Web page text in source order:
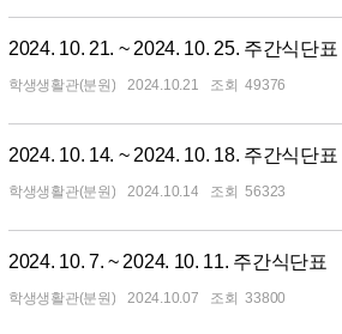
2024. 10. 21. ~ 2024. 10. 25. 주간식단표
학생생활관(분원) 2024.10.21 49376
2024. 10. 14. ~ 2024. 10. 18. 주간식단표
학생생활관(분원) 2024.10.14 56323
2024. 10. 7. ~ 2024. 10. 11. 주간식단표
학생생활관(분원) 2024.10.07 33800